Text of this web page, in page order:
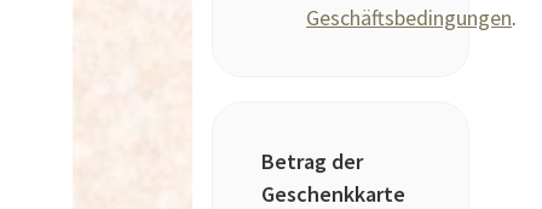
Geschäftsbedingungen.
Betrag der
Geschenkkarte